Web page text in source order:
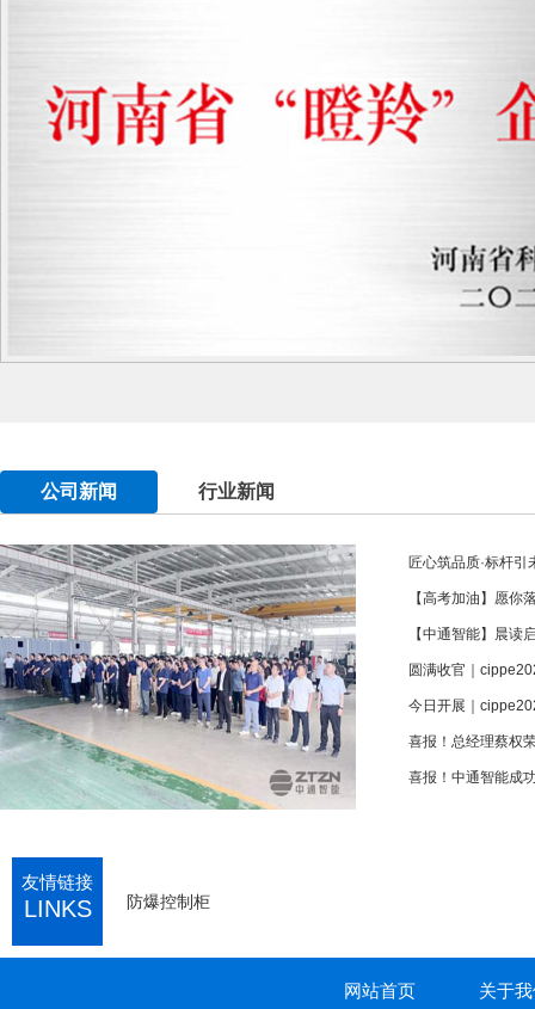
公司新闻 行业新闻
匠心筑品质·标杆引
【高考加油】愿你
【中通智能】晨读
圆满收官｜
今日开展｜
喜报！中通智能成
友情链接
LINKS 防爆控制柜
网站首页 关于